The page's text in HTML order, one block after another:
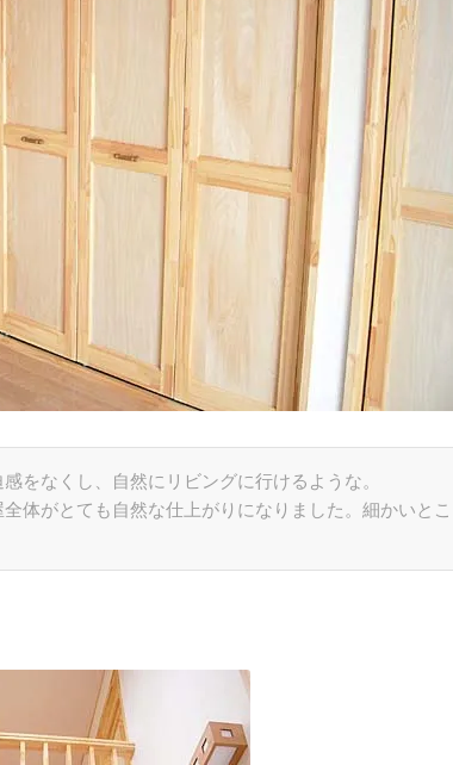
をなくし、自然にリビングに行けるような。
体がとても自然な仕上がりになりました。細かいとこ